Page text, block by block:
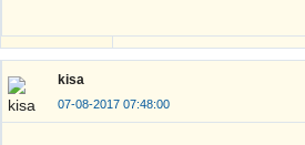
kisa
07-08-2017 07:48:00